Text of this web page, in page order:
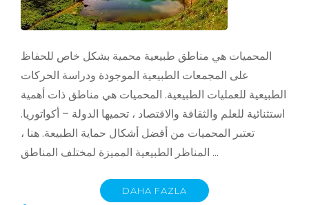
المحميات هي مناطق طبيعية محمية بشكل خاص للحفاظ
على المجمعات الطبيعية الموجودة ودراسة الحركات
الطبيعية للعمليات الطبيعية. المحميات هي مناطق ذات أهمية
استثنائية للعلم والثقافة والاقتصاد ، تحميها الدولة – أكواتوريا.
تعتبر المحميات من أفضل أشكال حماية الطبيعة. هنا ،
المناظر الطبيعية المميزة لمختلف المناطق …
DAHA FAZLA